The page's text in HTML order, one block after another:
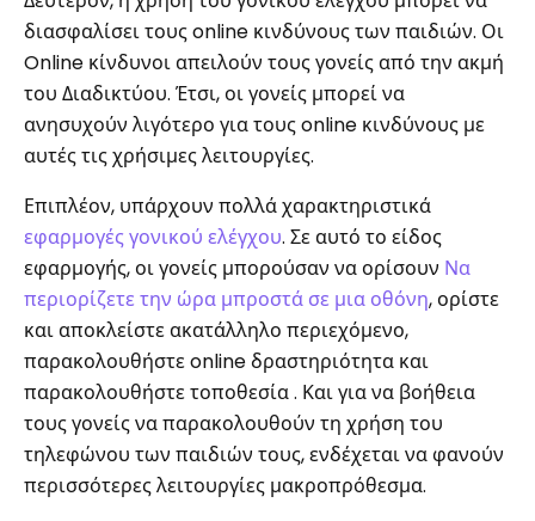
διασφαλίσει τους online κινδύνους των παιδιών. Οι
Online κίνδυνοι απειλούν τους γονείς από την ακμή
του Διαδικτύου. Έτσι, οι γονείς μπορεί να
ανησυχούν λιγότερο για τους online κινδύνους με
αυτές τις χρήσιμες λειτουργίες.
Επιπλέον, υπάρχουν πολλά χαρακτηριστικά
εφαρμογές γονικού ελέγχου. Σε αυτό το είδος
εφαρμογής, οι γονείς μπορούσαν να ορίσουν Να
περιορίζετε την ώρα μπροστά σε μια οθόνη, ορίστε
και αποκλείστε ακατάλληλο περιεχόμενο,
παρακολουθήστε online δραστηριότητα και
παρακολουθήστε τοποθεσία . Και για να βοήθεια
τους γονείς να παρακολουθούν τη χρήση του
τηλεφώνου των παιδιών τους, ενδέχεται να φανούν
περισσότερες λειτουργίες μακροπρόθεσμα.